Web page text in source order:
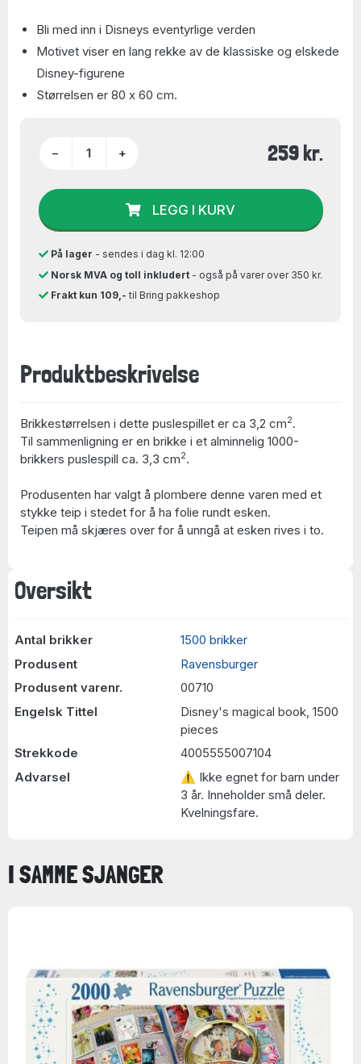
Oversikt
Antal brikker
1500 brikker
Produsent
Ravensburger
Produsent varenr.
00710
Engelsk Tittel
Disney's magical book, 1500
pieces
Strekkode
4005555007104
Advarsel
⚠ Ikke egnet for barn under
3 år. Inneholder små deler.
Kvelningsfare.
Bli med inn i Disneys eventyrlige verden
Motivet viser en lang rekke av de klassiske og elskede
Disney-figurene
Størrelsen er 80 x 60 cm.
− + 259 kr.
LEGG I KURV
På lager - sendes i dag kl. 12:00
Norsk MVA og toll inkludert- også på varer over 350 kr.
Frakt kun 109,- til Bring pakkeshop
Produktbeskrivelse
Brikkestørrelsen i dette puslespillet er ca 3,2 cm2.
Til sammenligning er en brikke i et alminnelig 1000-
brikkers puslespill ca. 3,3 cm2.
Produsenten har valgt å plombere denne varen med et
stykke teip i stedet for å ha folie rundt esken.
Teipen må skjæres over for å unngå at esken rives i to.
I SAMME SJANGER